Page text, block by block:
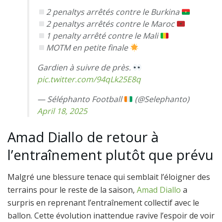
2 penaltys arrêtés contre le Burkina
2 penaltys arrêtés contre le Maroc
1 penalty arrêté contre le Mali
MOTM en petite finale
Gardien à suivre de près.
pic.twitter.com/94qLk25E8q
— Séléphanto Football
(@Selephanto)
April 18, 2025
Amad Diallo de retour à
l’entraînement plutôt que prévu
Malgré une blessure tenace qui semblait l’éloigner des
terrains pour le reste de la saison, Amad Diallo a
surpris en reprenant l’entraînement collectif avec le
ballon. Cette évolution inattendue ravive l’espoir de voir